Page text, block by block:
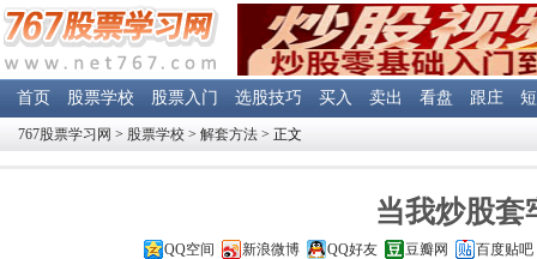
首页 股票学校 股票入门 选股技巧 买入 卖出 看盘 跟庄
767股票学习网 > 股票学校 > 解套方法 > 正文
当我炒股套
QQ空间 新浪微博 QQ好友 豆瓣网 百度贴吧